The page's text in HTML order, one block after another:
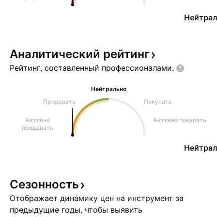
Аналитический рейтинг
Рейтинг, составленный профессионалами.
Нейтрально
Продавать
Покупать
Активно
продавать
Активно покупать
Сезонность
Отображает динамику цен на инструмент за
предыдущие годы, чтобы выявить